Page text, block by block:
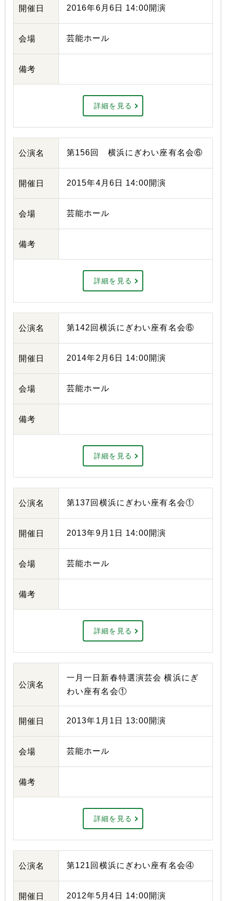
開催日 2016年6月6日 14:00開演
会場 芸能ホール
備考
詳細を見る
公演名 第156回 横浜にぎわい座有名会⑥
開催日 2015年4月6日 14:00開演
会場 芸能ホール
備考
詳細を見る
公演名 第142回横浜にぎわい座有名会⑥
開催日 2014年2月6日 14:00開演
会場 芸能ホール
備考
詳細を見る
公演名 第137回横浜にぎわい座有名会①
開催日 2013年9月1日 14:00開演
会場 芸能ホール
備考
詳細を見る
公演名
一月一日新春特選演芸会 横浜にぎ
わい座有名会①
開催日 2013年1月1日 13:00開演
会場 芸能ホール
備考
詳細を見る
公演名 第121回横浜にぎわい座有名会④
開催日 2012年5月4日 14:00開演